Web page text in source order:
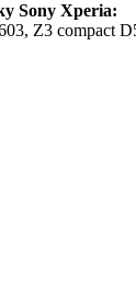
Sony Xperia:
Z3 compact